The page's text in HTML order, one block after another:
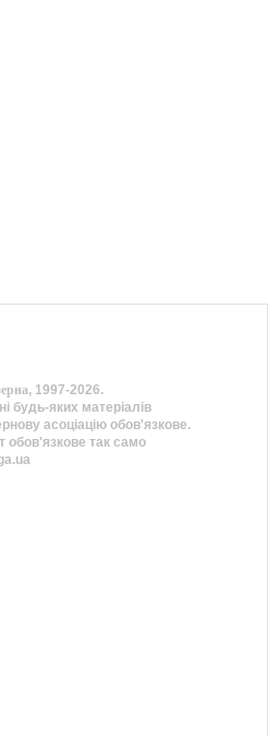
, 1997-2026.
будь-яких матеріалів
асоціацію обов'язкове.
обов'язкове так само